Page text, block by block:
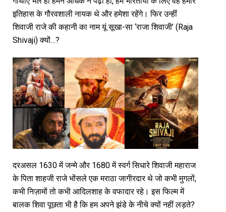
इतिहास के गौरवशाली नायक थे और हमेशा रहेंगे। फिर उन्हीं
शिवाजी राजे की कहानी का नाम यूं सूखा-सा ‘राजा शिवाजी’ (Raja
Shivaji) क्यों…?
दरअसल 1630 में जन्मे और 1680 में स्वर्ग सिधारे शिवाजी महाराज
के पिता शाहजी राजे भोंसले एक मराठा जागीरदार थे जो कभी मुगलों,
कभी निज़ामों तो कभी आदिलशाह के वफादार रहे। इस फिल्म में
बालक शिवा पूछता भी है कि हम अपने झंडे के नीचे क्यों नहीं लड़ते?